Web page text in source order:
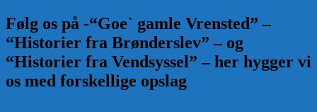
Følg os på -“Goe` gamle Vrensted” –
“Historier fra Brønderslev” – og
“Historier fra Vendsyssel” – her hygger vi
os med forskellige opslag